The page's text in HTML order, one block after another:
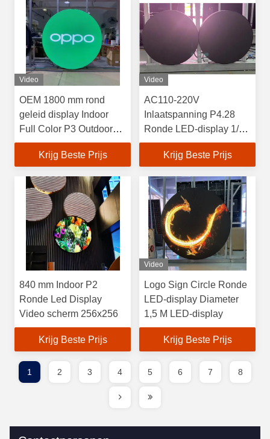
Video
OEM 1800 mm rond
geleid display Indoor
Full Color P3 Outdoor
Led Screen
Krijg Beste Prijs
Video
AC110-220V
Inlaatspanning P4.28
Ronde LED-display 1/14
Scanmodus
Krijg Beste Prijs
840 mm Indoor P2
Ronde Led Display
Video scherm 256x256
Krijg Beste Prijs
Video
Logo Sign Circle Ronde
LED-display Diameter
1,5 M LED-display
Krijg Beste Prijs
1 2 3 4 5 6 7 8